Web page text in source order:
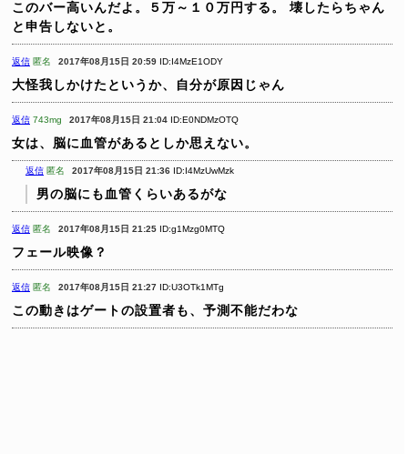
このバー高いんだよ。５万～１０万円する。
壊したらちゃん
と申告しないと。
返信 匿名 2017年08月15日 20:59 ID:I4MzE1ODY
大怪我しかけたというか、自分が原因じゃん
返信 743mg 2017年08月15日 21:04 ID:E0NDMzOTQ
女は、脳に血管があるとしか思えない。
返信 匿名 2017年08月15日 21:36 ID:I4MzUwMzk
男の脳にも血管くらいあるがな
返信 匿名 2017年08月15日 21:25 ID:g1Mzg0MTQ
フェール映像？
返信 匿名 2017年08月15日 21:27 ID:U3OTk1MTg
この動きはゲートの設置者も、予測不能だわな